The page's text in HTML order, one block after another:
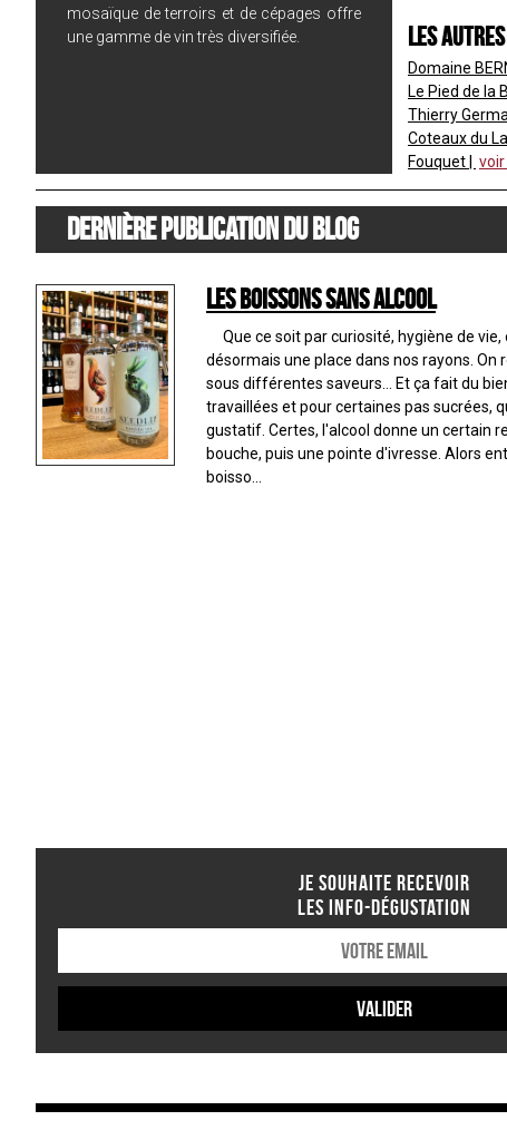
mosaïque de terroirs et de cépages offre
une gamme de vin très diversifiée.
Les
Domaine
Le Pied de la
Thierry
Coteaux du
Fouquet
voir
Dernière publication du blog
Les boissons sans alcool
Que ce soit par curiosité, hygiène de vie,
désormais une place dans nos rayons. On
sous différentes saveurs... Et ça fait du
travaillées et pour certaines pas sucrées,
gustatif. Certes, l'alcool donne un certain
bouche, puis une pointe d'ivresse. Alors
boisso...
JE SOUHAITE RECEVOIR
LES INFO-DÉGUSTATION